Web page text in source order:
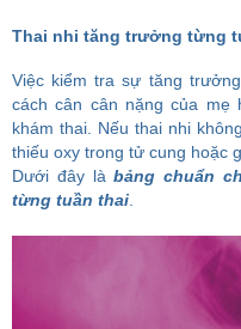
Thai nhi tăng trưởng từng
Việc kiểm tra sự tăng
cách cân cân nặng của mẹ
khám thai. Nếu thai nhi
thiếu oxy trong tử cung hoặc
Dưới đây làbảng chuẩn
từng tuần thai.